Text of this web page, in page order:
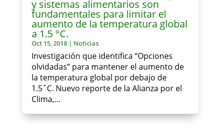
y sistemas alimentarios son
fundamentales para limitar el
aumento de la temperatura global
a 1.5 °C.
Oct 15, 2018| Noticias
Investigación que identifica “Opciones
olvidadas” para mantener el aumento de
la temperatura global por debajo de
1.5˚C. Nuevo reporte de la Alianza por el
Clima,...